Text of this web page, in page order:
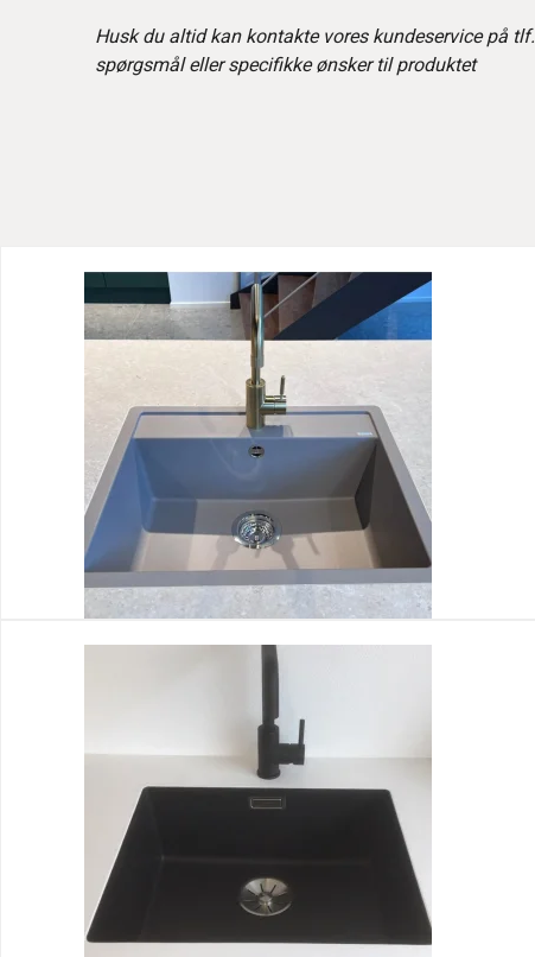
Husk du altid kan kontakte vores kundeservice på tlf.
spørgsmål eller specifikke ønsker til produktet